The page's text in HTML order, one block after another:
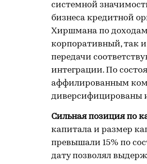
системной
бизнеса кредитной
Хиршмана по доходам
корпоративный, так
передачи
интеграции. По
аффилированным
диверсифицированы
Сильная позиция по
капитала и размер
превышали 15% по
дату позволял